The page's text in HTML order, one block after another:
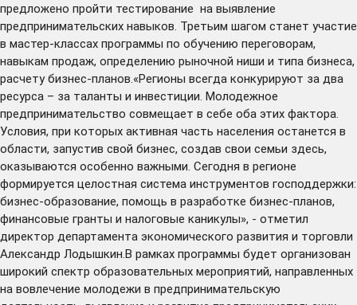
предложено пройти тестирование на выявление
предпринимательских навыков. Третьим шагом станет участие
в мастер-классах программы по обучению переговорам,
навыкам продаж, определению рыночной ниши и типа бизнеса,
расчету бизнес-планов.«Регионы всегда конкурируют за два
ресурса – за таланты и инвестиции. Молодежное
предпринимательство совмещает в себе оба этих фактора.
Условия, при которых активная часть населения останется в
области, запустив свой бизнес, создав свои семьи здесь,
оказываются особенно важными. Сегодня в регионе
формируется целостная система инструментов господдержки:
бизнес-образование, помощь в разработке бизнес-планов,
финансовые гранты и налоговые каникулы», - отметил
директор департамента экономического развития и торговли
Александр Лодышкин.В рамках программы будет организован
широкий спектр образовательных мероприятий, направленных
на вовлечение молодежи в предпринимательскую